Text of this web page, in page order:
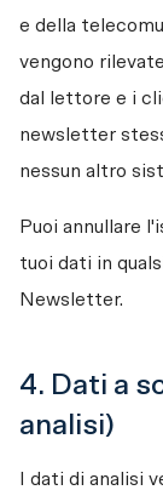
e della
vengono
dal lettore e i
newsletter
nessun altro
Puoi annullare
tuoi dati in
Newsletter.
4. Dati a
analisi)
I dati di analisi